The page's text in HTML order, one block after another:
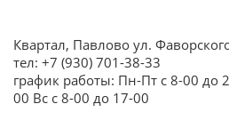
Квартал, Павлово ул.
тел: +7 (930) 701-38-33
график работы: Пн-Пт с 8-00 до
00 Вс с 8-00 до 17-00